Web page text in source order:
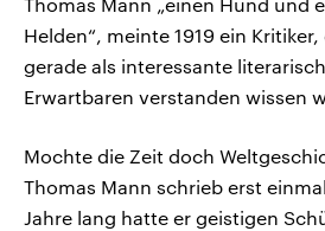
Thomas Mann „einen Hund und
Helden“, meinte 1919 ein
gerade als interessante
Erwartbaren verstanden wissen
Mochte die Zeit doch
Thomas Mann schrieb erst
Jahre lang hatte er geistigen